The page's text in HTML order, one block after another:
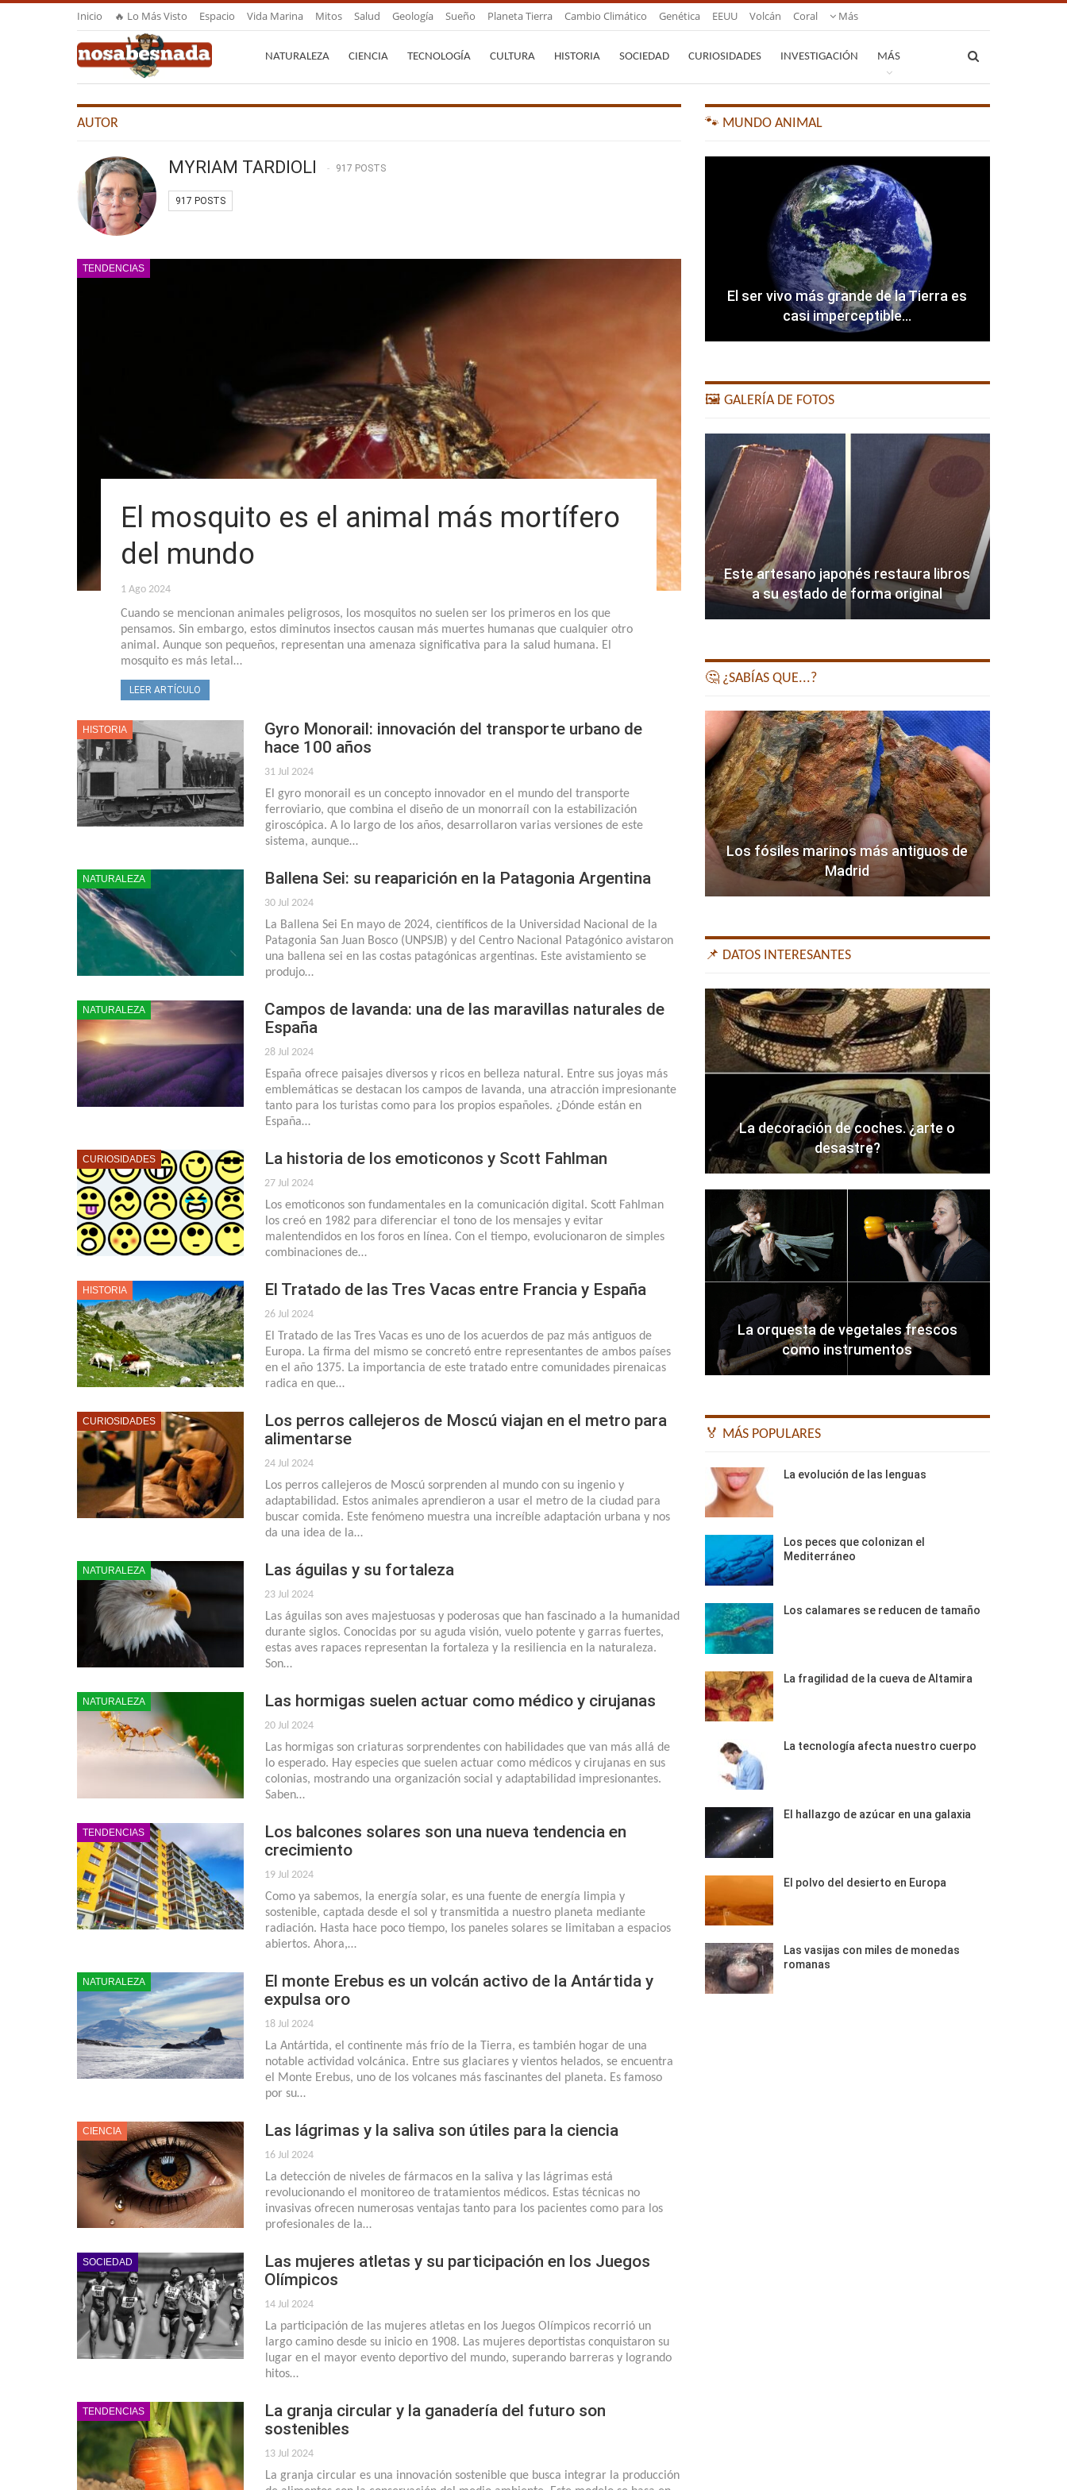
Inicio 🔥 Lo Más Visto Espacio Vida Marina Mitos Salud Geología Sueño Planeta Tierra Cambio Climático Genética EEUU Volcán Coral Más
NATURALEZA CIENCIA TECNOLOGÍA CULTURA HISTORIA SOCIEDAD CURIOSIDADES INVESTIGACIÓN MÁS
AUTOR
MYRIAM TARDIOLI 917 POSTS
917 POSTS
TENDENCIAS
El mosquito es el animal más mortífero
del mundo
1 Ago 2024
Cuando se mencionan animales peligrosos, los mosquitos no suelen ser los primeros en los que
pensamos. Sin embargo, estos diminutos insectos causan más muertes humanas que cualquier otro
animal. Aunque son pequeños, representan una amenaza significativa para la salud humana. El
mosquito es más letal…
LEER ARTÍCULO
HISTORIA
Gyro Monorail: innovación del transporte urbano de
hace 100 años
31 Jul 2024
El gyro monorail es un concepto innovador en el mundo del transporte
ferroviario, que combina el diseño de un monorraíl con la estabilización
giroscópica. A lo largo de los años, desarrollaron varias versiones de este
sistema, aunque…
NATURALEZA Ballena Sei: su reaparición en la Patagonia Argentina
30 Jul 2024
La Ballena Sei En mayo de 2024, científicos de la Universidad Nacional de la
Patagonia San Juan Bosco (UNPSJB) y del Centro Nacional Patagónico avistaron
una ballena sei en las costas patagónicas argentinas. Este avistamiento se
produjo…
NATURALEZA
Campos de lavanda: una de las maravillas naturales de
España
28 Jul 2024
España ofrece paisajes diversos y ricos en belleza natural. Entre sus joyas más
emblemáticas se destacan los campos de lavanda, una atracción impresionante
tanto para los turistas como para los propios españoles. ¿Dónde están en
España…
CURIOSIDADES La historia de los emoticonos y Scott Fahlman
27 Jul 2024
Los emoticonos son fundamentales en la comunicación digital. Scott Fahlman
los creó en 1982 para diferenciar el tono de los mensajes y evitar
malentendidos en los foros en línea. Con el tiempo, evolucionaron de simples
combinaciones de…
HISTORIA El Tratado de las Tres Vacas entre Francia y España
26 Jul 2024
El Tratado de las Tres Vacas es uno de los acuerdos de paz más antiguos de
Europa. La firma del mismo se concretó entre representantes de ambos países
en el año 1375. La importancia de este tratado entre comunidades pirenaicas
radica en que…
CURIOSIDADES
Los perros callejeros de Moscú viajan en el metro para
alimentarse
24 Jul 2024
Los perros callejeros de Moscú sorprenden al mundo con su ingenio y
adaptabilidad. Estos animales aprendieron a usar el metro de la ciudad para
buscar comida. Este fenómeno muestra una increíble adaptación urbana y nos
da una idea de la…
NATURALEZA Las águilas y su fortaleza
23 Jul 2024
Las águilas son aves majestuosas y poderosas que han fascinado a la humanidad
durante siglos. Conocidas por su aguda visión, vuelo potente y garras fuertes,
estas aves rapaces representan la fortaleza y la resiliencia en la naturaleza.
Son…
NATURALEZA Las hormigas suelen actuar como médico y cirujanas
20 Jul 2024
Las hormigas son criaturas sorprendentes con habilidades que van más allá de
lo esperado. Hay especies que suelen actuar como médicos y cirujanas en sus
colonias, mostrando una organización social y adaptabilidad impresionantes.
Saben…
TENDENCIAS
Los balcones solares son una nueva tendencia en
crecimiento
19 Jul 2024
Como ya sabemos, la energía solar, es una fuente de energía limpia y
sostenible, captada desde el sol y transmitida a nuestro planeta mediante
radiación. Hasta hace poco tiempo, los paneles solares se limitaban a espacios
abiertos. Ahora,…
NATURALEZA
El monte Erebus es un volcán activo de la Antártida y
expulsa oro
18 Jul 2024
La Antártida, el continente más frío de la Tierra, es también hogar de una
notable actividad volcánica. Entre sus glaciares y vientos helados, se encuentra
el Monte Erebus, uno de los volcanes más fascinantes del planeta. Es famoso
por su…
CIENCIA Las lágrimas y la saliva son útiles para la ciencia
16 Jul 2024
La detección de niveles de fármacos en la saliva y las lágrimas está
revolucionando el monitoreo de tratamientos médicos. Estas técnicas no
invasivas ofrecen numerosas ventajas tanto para los pacientes como para los
profesionales de la…
SOCIEDAD
Las mujeres atletas y su participación en los Juegos
Olímpicos
14 Jul 2024
La participación de las mujeres atletas en los Juegos Olímpicos recorrió un
largo camino desde su inicio en 1908. Las mujeres deportistas conquistaron su
lugar en el mayor evento deportivo del mundo, superando barreras y logrando
hitos…
TENDENCIAS
La granja circular y la ganadería del futuro son
sostenibles
13 Jul 2024
La granja circular es una innovación sostenible que busca integrar la producción
🐾 MUNDO ANIMAL
El ser vivo más grande de la Tierra es
casi imperceptible…
🖼️ GALERÍA DE FOTOS
Este artesano japonés restaura libros
a su estado de forma original
🤔 ¿SABÍAS QUE...?
Los fósiles marinos más antiguos de
Madrid
📌 DATOS INTERESANTES
La decoración de coches. ¿arte o
desastre?
La orquesta de vegetales frescos
como instrumentos
🏅 MÁS POPULARES
La evolución de las lenguas
Los peces que colonizan el
Mediterráneo
Los calamares se reducen de tamaño
La fragilidad de la cueva de Altamira
La tecnología afecta nuestro cuerpo
El hallazgo de azúcar en una galaxia
El polvo del desierto en Europa
Las vasijas con miles de monedas
romanas